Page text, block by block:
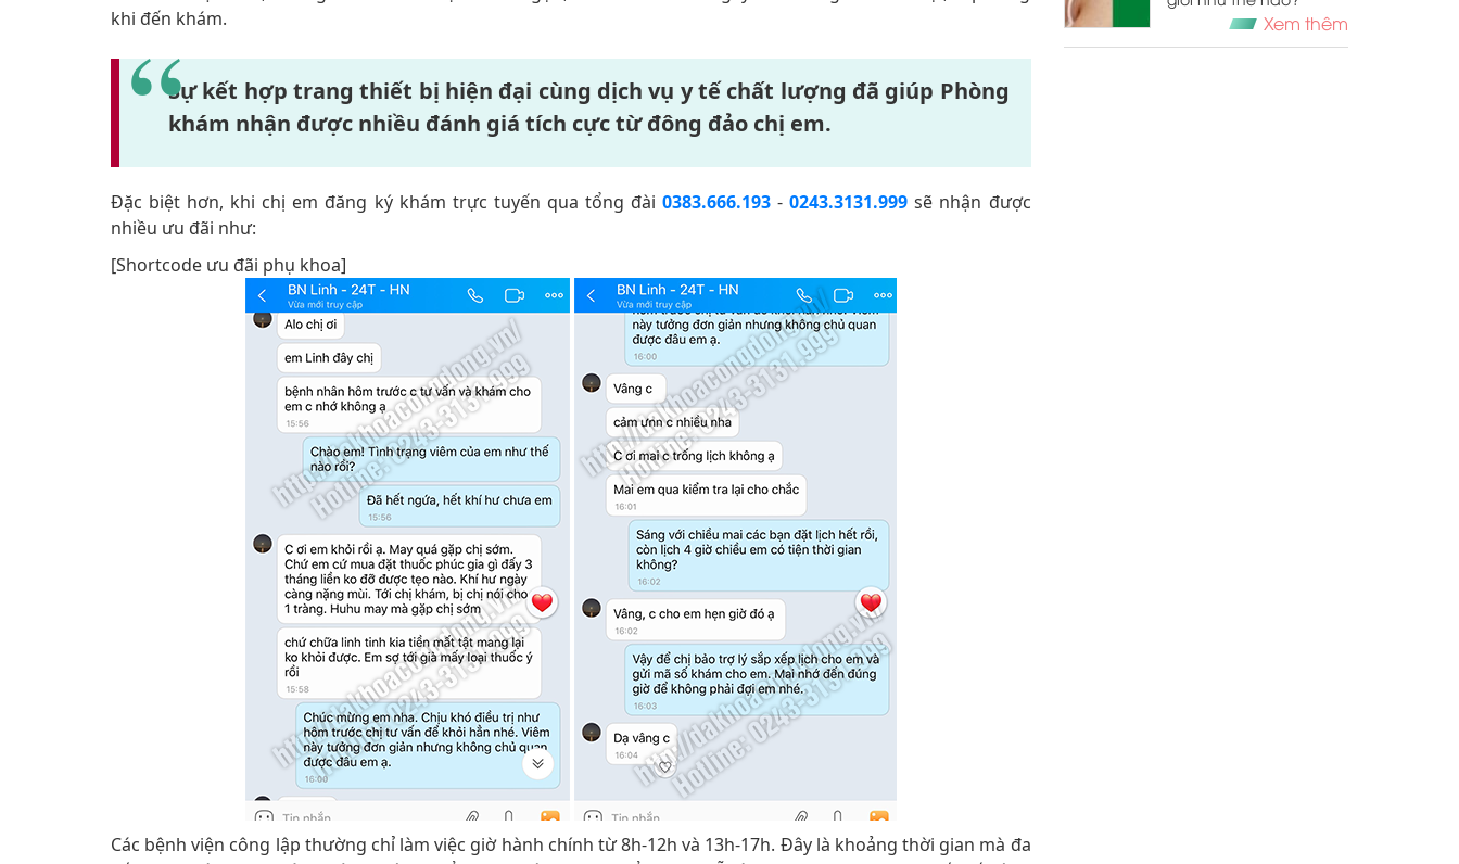
khi đến khám.
Sự kết hợp trang thiết bị hiện đại cùng dịch vụ y tế chất lượng đã giúp Phòng
khám nhận được nhiều đánh giá tích cực từ đông đảo chị em.
Đặc biệt hơn, khi chị em đăng ký khám trực tuyến qua tổng đài0383.666.193 -0243.3131.999 sẽ nhận được
nhiều ưu đãi như:
[Shortcode ưu đãi phụ khoa]
Các bệnh viện công lập thường chỉ làm việc giờ hành chính từ 8h-12h và 13h-17h. Đây là khoảng thời gian mà đa
Xem thêm